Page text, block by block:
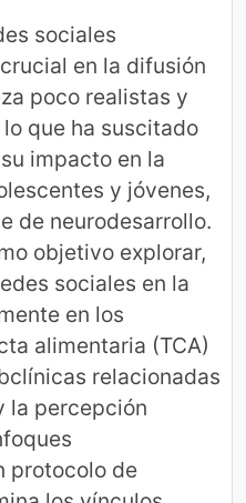
sociales
en la difusión
poco realistas y
que ha suscitado
impacto en la
y jóvenes,
de neurodesarrollo.
objetivo explorar,
sociales en la
en los
alimentaria (TCA)
relacionadas
la percepción
protocolo de